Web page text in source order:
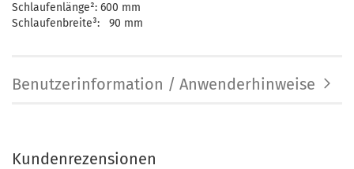
Schlaufenlänge²: 600 mm
Schlaufenbreite³: 90 mm
Benutzerinformation / Anwenderhinweise
Kundenrezensionen